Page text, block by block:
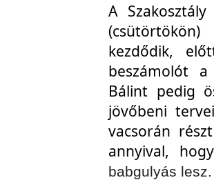
A
kezdődik,
beszámolót
Bálint pedig
jövőbeni
vacsorán
annyival,
babgulyás